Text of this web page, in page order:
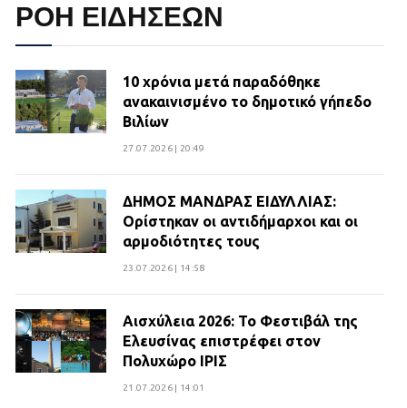
ΡΟΗ ΕΙΔΗΣΕΩΝ
10 χρόνια μετά παραδόθηκε
ανακαινισμένο το δημοτικό γήπεδο
Βιλίων
27.07.2026 | 20:49
ΔΗΜΟΣ ΜΑΝΔΡΑΣ ΕΙΔΥΛΛΙΑΣ:
Ορίστηκαν οι αντιδήμαρχοι και οι
αρμοδιότητες τους
23.07.2026 | 14:58
Αισχύλεια 2026: Το Φεστιβάλ της
Ελευσίνας επιστρέφει στον
Πολυχώρο ΙΡΙΣ
21.07.2026 | 14:01